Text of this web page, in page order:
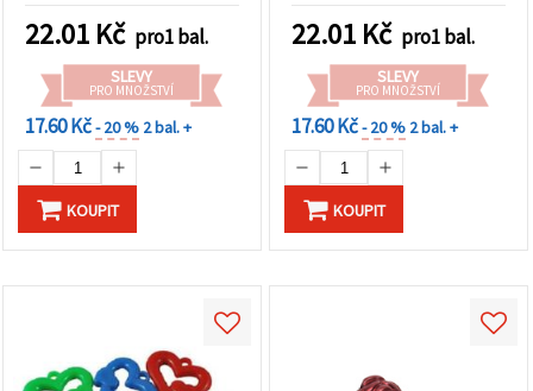
22.01 Kč pro1 bal.
SLEVY
PRO MNOŽSTVÍ
17.60 Kč- 20 % 2 bal. +
KOUPIT
22.01 Kč pro1 bal.
SLEVY
PRO MNOŽSTVÍ
17.60 Kč- 20 % 2 bal. +
KOUPIT